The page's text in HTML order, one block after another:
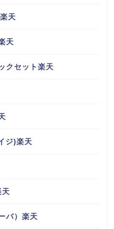
天
天
クセット楽天
ジ)楽天
バ）楽天